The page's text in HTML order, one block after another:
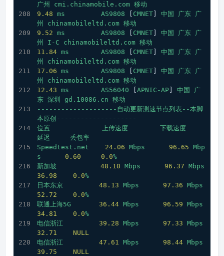
广州
cmi.chinamobile.com 移动
9.48 ms AS9808 CMNET 中国 广东 广
州
chinamobileltd.com 移动
9.52 ms AS9808 CMNET 中国 广东 广
州
I-C chinamobileltd.com 移动
11.84 ms AS9808 CMNET 中国 广东 广
州
chinamobileltd.com 移动
17.06 ms AS9808 CMNET 中国 广东 广
州
chinamobileltd.com 移动
12.43 ms AS56040 APNIC-AP 中国
广
东 深圳 gd.10086.cn 移动
--------------------自动更新测速节点列表--本脚
本原创--------------------
位置
上传速度
下载速度
延迟
丢包率
Speedtest.net
24.06 Mbps 96.65 Mbp
s
0.60 0.0%
新加坡
48.10 Mbps 96.37 Mbps
36.98
0.0%
日本东京
48.13 Mbps 97.36 Mbps
52.72
0.0%
联通上海5G
36.44 Mbps 96.59 Mbps
34.81
0.0%
电信浙江
39.28 Mbps 97.33 Mbps
32.71
NULL
电信浙江
47.61 Mbps 98.44 Mbps
39.75
NULL